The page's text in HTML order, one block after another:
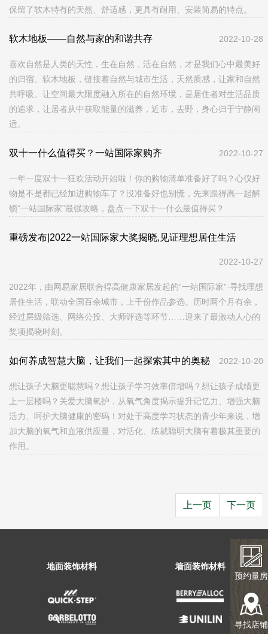
保留了软木特有的天然、舒适感，更具‌‌有耐用、安装简易的特点。
软木地板——自然与家的和谐共存 2022-10-28
喜欢自然是人类的天性，生在自然，活在自然，才是我们心中最美好
的归宿。软木地板，链接着自然与城市生活，天然质感，让家和自然
共呼吸。让空间最大限度融入所在的自然环境，是居住者对生活品质
的追求，让居者从中获取能量的滋养，近市，去野，身心归于宁静闲
适。
双十一什么值得买？一站国际家购齐 2022-10-27
一年一度双十一狂欢活动开始啦！你的购物清单准备好了吗？心仪好
物是不是都已经加进购物车了？没准备好也别慌，先来跟得高一起解
锁“一站国际家”最强攻略，盘点一下双十一什么最值得买？
重磅发布|2022一站国际家大奖揭晓,见证理想居住生活
2022-10-27
2022年，由网易家居联合得高健康家居发起的“一站国际家”·寻找理想
居住生活，联动全国百余城市，上千份作品参选。历时两个月有余，
经过层级筛选、网络公投、大师评选等环节……迎来了最激动人心的
奖项揭晓时刻。
如何养成智慧大脑，让我们一起探索其中的奥秘 2022-10-20
想让孩子大脑更聪慧吗？想让孩子学习效率倍增吗？想让孩子成绩更
上一层楼吗？关爱大脑氧护，从氧气角度揭示提升记忆力、增强大脑
活力、呵护大脑健康的密码！对处于高度学习状态的青少年来说，增
加大脑的氧气和血液供应量，对活化、练就聪明大脑有着极其重要的
作用。
上一页 下一页
预约量房
寻找店铺